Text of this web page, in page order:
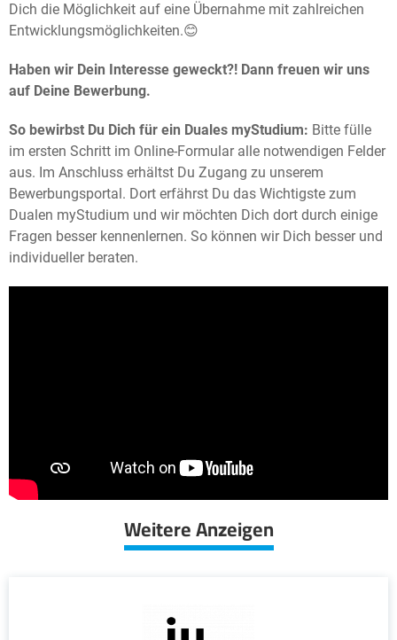
Dich die Möglichkeit auf eine Übernahme mit zahlreichen
Entwicklungsmöglichkeiten.😊
Haben wir Dein Interesse geweckt?! Dann freuen wir uns
auf Deine Bewerbung.
So bewirbst Du Dich für ein Duales myStudium: Bitte fülle
im ersten Schritt im Online-Formular alle notwendigen Felder
aus. Im Anschluss erhältst Du Zugang zu unserem
Bewerbungsportal. Dort erfährst Du das Wichtigste zum
Dualen myStudium und wir möchten Dich dort durch einige
Fragen besser kennenlernen. So können wir Dich besser und
individueller beraten.
Weitere Anzeigen